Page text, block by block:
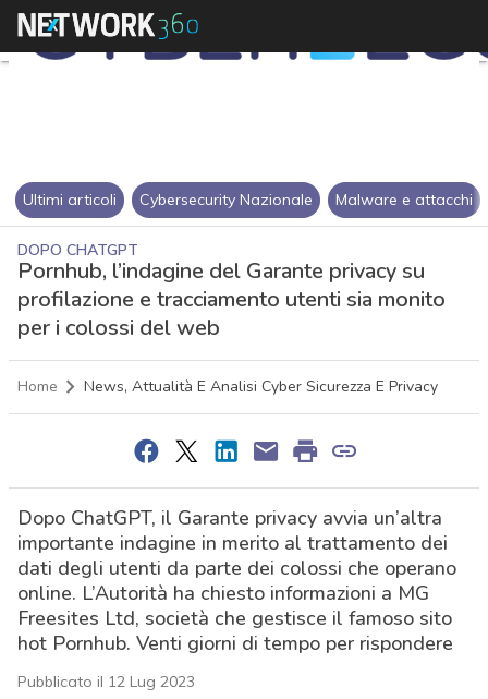
Ultimi articoli Cybersecurity Nazionale Malware e attacchi
DOPO CHATGPT
Pornhub, l’indagine del Garante privacy su
profilazione e tracciamento utenti sia monito
per i colossi del web
Home News, Attualità E Analisi Cyber Sicurezza E Privacy
Dopo ChatGPT, il Garante privacy avvia un’altra
importante indagine in merito al trattamento dei
dati degli utenti da parte dei colossi che operano
online. L’Autorità ha chiesto informazioni a MG
Freesites Ltd, società che gestisce il famoso sito
hot Pornhub. Venti giorni di tempo per rispondere
Pubblicato il 12 Lug 2023